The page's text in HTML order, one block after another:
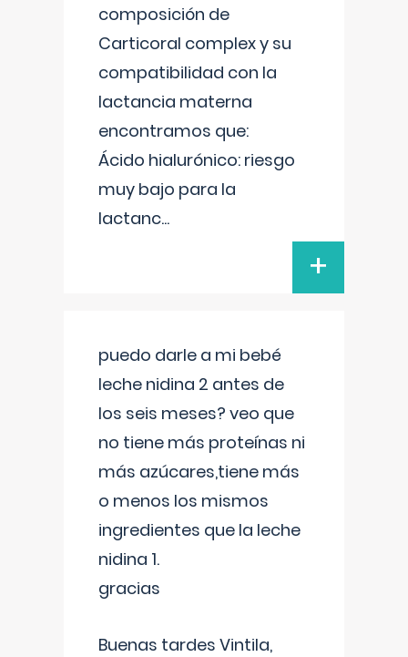
composición de
Carticoral complex y su
compatibilidad con la
lactancia materna
encontramos que:
Ácido hialurónico: riesgo
muy bajo para la
lactanc...
+
puedo darle a mi bebé
leche nidina 2 antes de
los seis meses? veo que
no tiene más proteínas ni
más azúcares,tiene más
o menos los mismos
ingredientes que la leche
nidina 1.
gracias
Buenas tardes Vintila,